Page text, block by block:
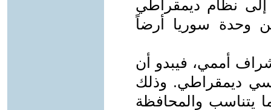
إلى نظام ديمقراطي
وحدة سوريا أرضاً
أممي، فيبدو أن
ديمقراطي. وذلك
يتناسب والمحافظة